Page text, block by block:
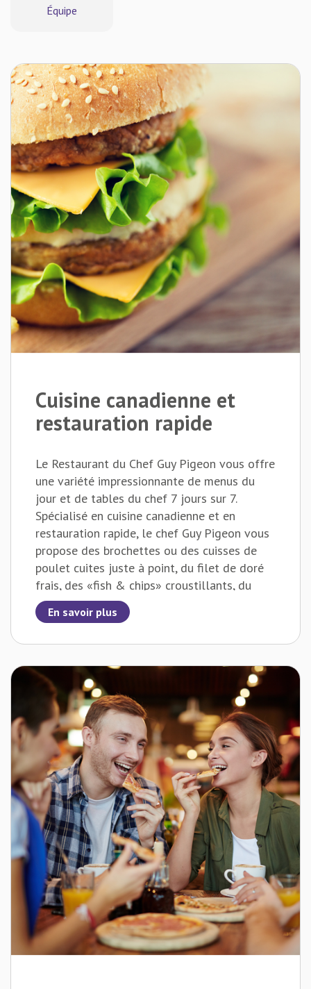
Équipe
Cuisine canadienne et
restauration rapide
Le Restaurant du Chef Guy Pigeon vous offre
une variété impressionnante de menus du
jour et de tables du chef 7 jours sur 7.
Spécialisé en cuisine canadienne et en
restauration rapide, le chef Guy Pigeon vous
propose des brochettes ou des cuisses de
poulet cuites juste à point, du filet de doré
frais, des «fish & chips» croustillants, du
spaghetti comme on l’aime, de délicieuses
côtes levées, du bœuf aux légumes comme
du chef qui sont des incontournables : le
Hamburger Big Chef, le Sous-marin du chef,
la Poutine du chef ou la Pizza du chef. Avec
notre sauce faite maison, vos papilles
gustatives seront charmées.
En savoir plus